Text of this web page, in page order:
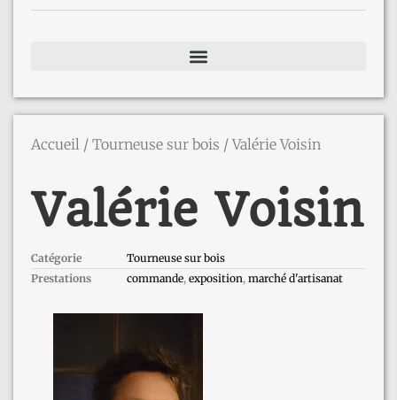
Accueil / Tourneuse sur bois / Valérie Voisin
Valérie Voisin
Catégorie
Tourneuse sur bois
Prestations
commande, exposition, marché d'artisanat